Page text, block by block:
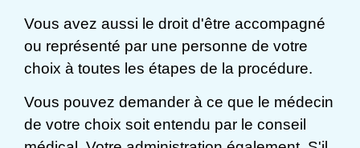
Vous avez aussi le droit d'être accompagné
ou représenté par une personne de votre
choix à toutes les étapes de la procédure.
Vous pouvez demander à ce que le médecin
de votre choix soit entendu par le conseil